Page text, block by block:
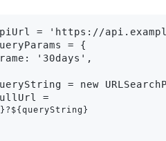
= 'https://
= {
'30days',
= new
=